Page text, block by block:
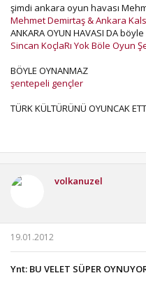
şimdi ankara oyun havası
Mehmet Demirtaş & Ankara
ANKARA OYUN HAVASI DA
Sincan KoçlaRı Yok Böle Oyun
BÖYLE OYNANMAZ
şentepeli gençler
TÜRK KÜLTÜRÜNÜ OYUNCAK
volkanuzel
19.01.2012
Ynt: BU VELET SÜPER